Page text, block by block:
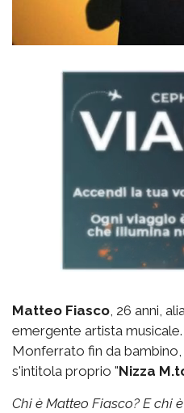
Matteo Fiasco, 26 anni,
emergente artista
Monferrato fin da
s'intitola proprio "Nizza
Chi è Matteo Fiasco? E chi